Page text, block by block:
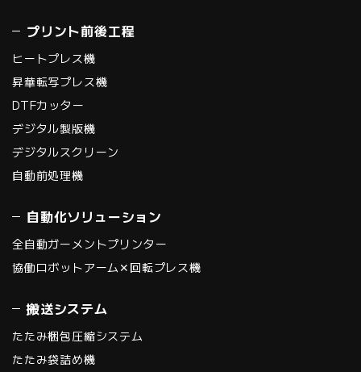
プリント前後工程
ヒートプレス機
昇華転写プレス機
DTFカッター
デジタル製版機
デジタルスクリーン
自動前処理機
自動化ソリューション
全自動ガーメントプリンター
協働ロボットアーム✕回転プレス機
搬送システム
たたみ梱包圧縮システム
たたみ袋詰め機